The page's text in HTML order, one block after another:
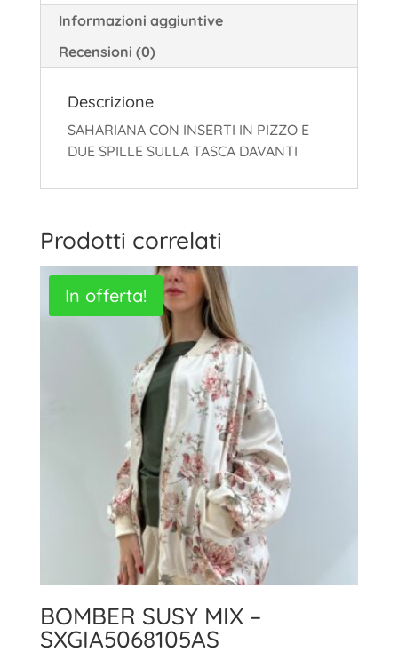
Informazioni aggiuntive
Recensioni (0)
Descrizione
SAHARIANA CON INSERTI IN PIZZO E
DUE SPILLE SULLA TASCA DAVANTI
Prodotti correlati
In offerta!
BOMBER SUSY MIX –
SXGIA5068105AS